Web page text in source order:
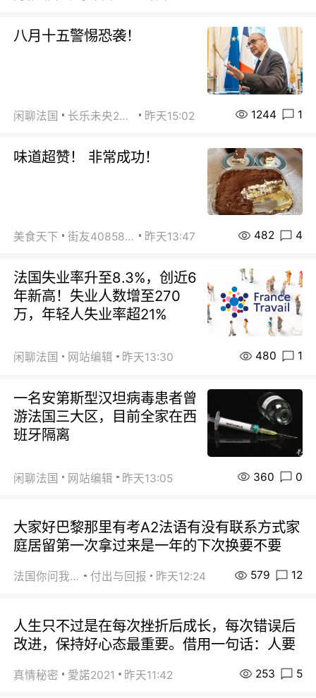
八月十五警惕恐袭！
闲聊法国 长乐未央2015 昨天15:02 1244 1
味道超赞！ 非常成功！
美食天下 街友40858442 昨天13:47 482 4
法国失业率升至8.3%，创近6
年新高！失业人数增至270
万，年轻人失业率超21%
闲聊法国 网站编辑 昨天13:30 480 1
一名安第斯型汉坦病毒患者曾
游法国三大区，目前全家在西
班牙隔离
闲聊法国 网站编辑 昨天13:05 360 0
大家好巴黎那里有考A2法语有没有联系方式家
庭居留第一次拿过来是一年的下次换要不要
法国你问我答 付出与回报 昨天12:24 579 12
人生只不过是在每次挫折后成长，每次错误后
改进，保持好心态最重要。借用一句话：人要
真情秘密 愛諾2021 昨天11:42 253 5